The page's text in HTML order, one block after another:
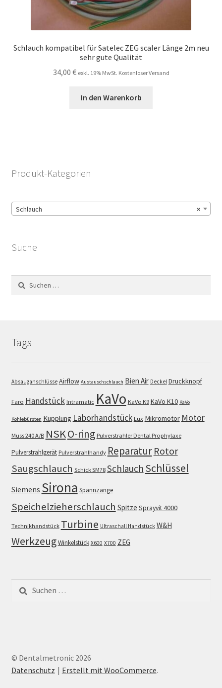
Schlauch kompatibel für Satelec ZEG scaler Länge 2m neu
sehr gute Qualität
34,00 € exkl. 19% MwSt. Kostenloser Versand
In den Warenkorb
Produkt-Kategorien
×
Schlauch
Suche
Suchen
nach:
Tags
Absauganschlüsse Airflow Austauschschlauch Bien Air Deckel Druckknopf
Faro Handstück Intramatic KaVo KaVo K9 KaVo K10 KaVo
Kohlebürsten Kupplung Laborhandstück Lux Mikromotor Motor
Muss 240 A/B NSKO-ring Pulverstrahler Dental Prophylaxe
Pulverstrahlgerät Pulverstrahlhandy Reparatur Rotor
Saugschlauch Schick SM78 Schlauch Schlüssel
Siemens Sirona Spannzange
Speichelzieherschlauch Spitze Sprayvit 4000
Technikhandstück Turbine Ultraschall Handstück W&H
WerkzeugWinkelstück X600 X700 ZEG
nach:
© Dentalmetronic 2026
Datenschutz
Erstellt mit WooCommerce.